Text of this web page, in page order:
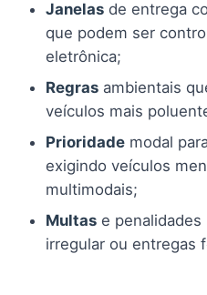
Janelas de entrega
que podem ser
eletrônica;
Regras ambientais
veículos mais
Prioridade modal
exigindo veículos
multimodais;
Multas e
irregular ou entregas